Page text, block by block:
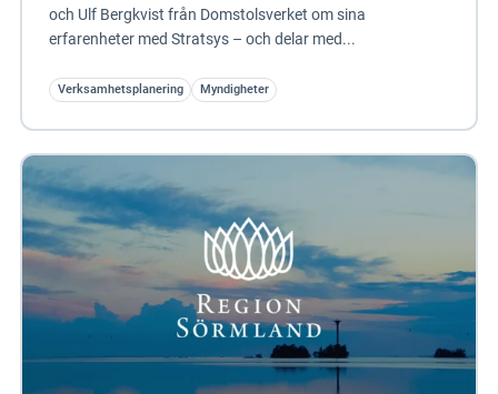
och Ulf Bergkvist från Domstolsverket om sina
erfarenheter med Stratsys – och delar med...
Verksamhetsplanering Myndigheter